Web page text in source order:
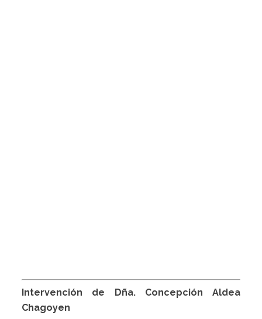
Intervención de Dña. Concepción Aldea
Chagoyen